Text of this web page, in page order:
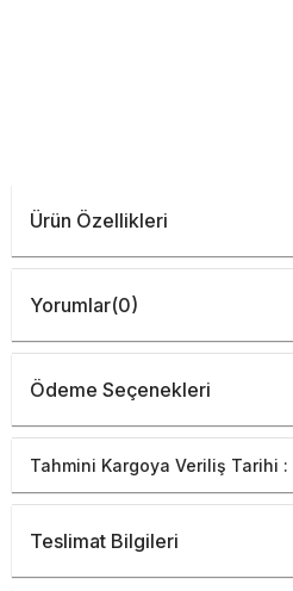
Ürün Özellikleri
Yorumlar(0)
Ödeme Seçenekleri
Tahmini Kargoya Veriliş Tarihi :
Teslimat Bilgileri